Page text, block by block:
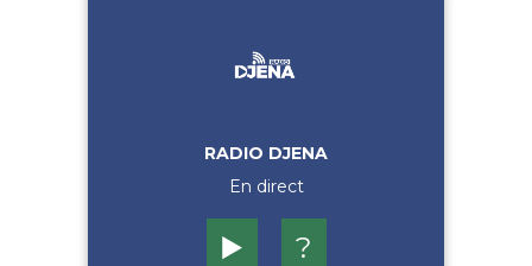
RADIO DJENA
En direct
▶️ ?